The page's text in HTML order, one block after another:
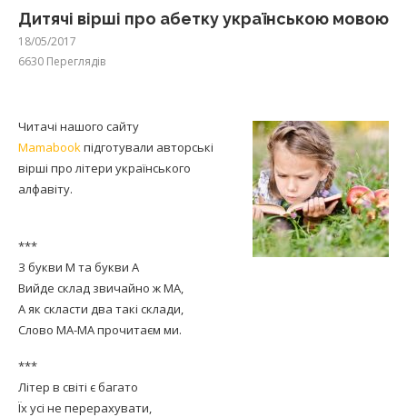
Дитячі вірші про абетку українською мовою
18/05/2017
6630 Переглядів
Читачі нашого сайту
Mamabookпідготували авторські
вірші про літери українського
алфавіту.
***
З букви М та букви А
Вийде склад звичайно ж МА,
А як скласти два такі склади,
Слово МА-МА прочитаєм ми.
***
Літер в світі є багато
Їх усі не перерахувати,